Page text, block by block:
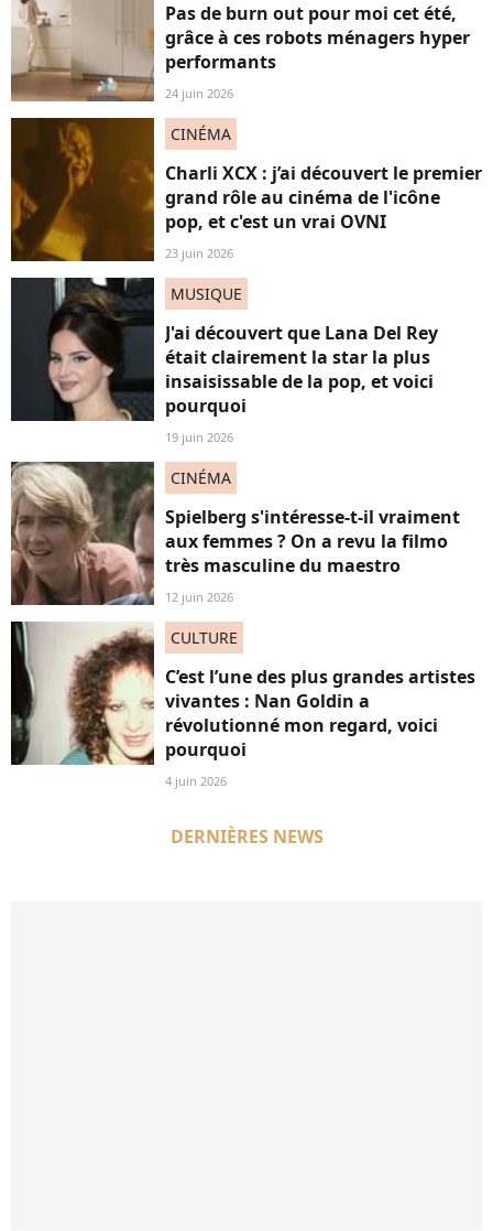
Pas de burn out pour moi cet été,
grâce à ces robots ménagers hyper
performants
24 juin 2026
CINÉMA
Charli XCX : j’ai découvert le premier
grand rôle au cinéma de l'icône
pop, et c'est un vrai OVNI
23 juin 2026
MUSIQUE
J'ai découvert que Lana Del Rey
était clairement la star la plus
insaisissable de la pop, et voici
pourquoi
19 juin 2026
CINÉMA
Spielberg s'intéresse-t-il vraiment
aux femmes ? On a revu la filmo
très masculine du maestro
12 juin 2026
CULTURE
C’est l’une des plus grandes artistes
vivantes : Nan Goldin a
révolutionné mon regard, voici
pourquoi
4 juin 2026
DERNIÈRES NEWS